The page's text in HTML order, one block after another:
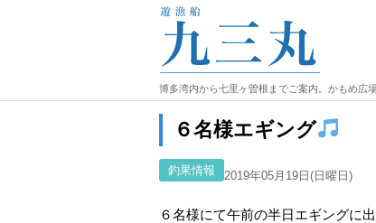
博多湾内から七里ヶ曽根までご案内。かもめ広場
６名様エギング
釣果情報 2019年05月19日(日曜日)
６名様にて午前の半日エギングに